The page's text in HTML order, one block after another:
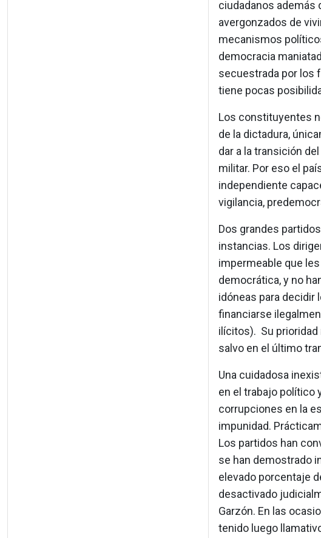
ciudadanos además
avergonzados de
mecanismos
democracia
secuestrada por los
tiene pocas
Los constituyentes
de la dictadura,
dar a la transición
militar. Por eso el
independiente
vigilancia,
Dos grandes
instancias. Los
impermeable que
democrática, y no
idóneas para decidir
financiarse
ilícitos). Su
salvo en el último
Una cuidadosa
en el trabajo político
corrupciones en la
impunidad.
Los partidos han
se han demostrado
elevado porcentaje
desactivado
Garzón. En las
tenido luego